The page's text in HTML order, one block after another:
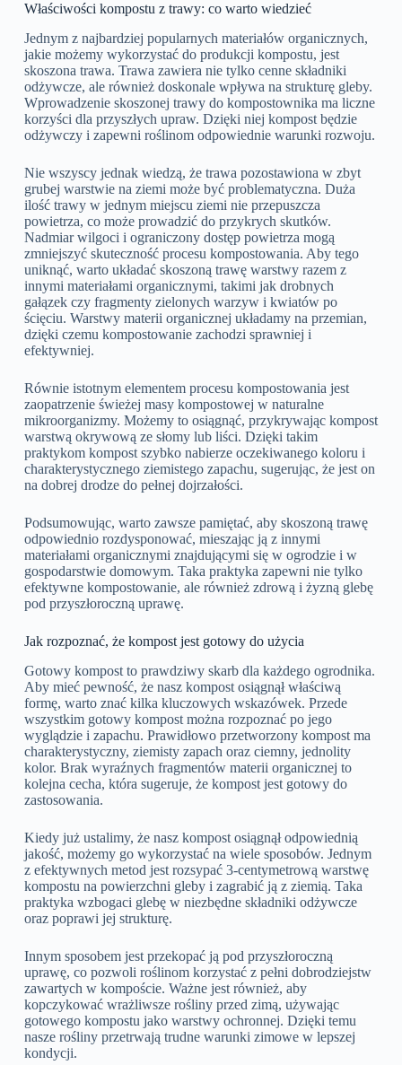
Właściwości kompostu z trawy: co warto wiedzieć
Jednym z najbardziej popularnych materiałów organicznych,
jakie możemy wykorzystać do produkcji kompostu, jest
skoszona trawa. Trawa zawiera nie tylko cenne składniki
odżywcze, ale również doskonale wpływa na strukturę gleby.
Wprowadzenie skoszonej trawy do kompostownika ma liczne
korzyści dla przyszłych upraw. Dzięki niej kompost będzie
odżywczy i zapewni roślinom odpowiednie warunki rozwoju.
Nie wszyscy jednak wiedzą, że trawa pozostawiona w zbyt
grubej warstwie na ziemi może być problematyczna. Duża
ilość trawy w jednym miejscu ziemi nie przepuszcza
powietrza, co może prowadzić do przykrych skutków.
Nadmiar wilgoci i ograniczony dostęp powietrza mogą
zmniejszyć skuteczność procesu kompostowania. Aby tego
uniknąć, warto układać skoszoną trawę warstwy razem z
innymi materiałami organicznymi, takimi jak drobnych
gałązek czy fragmenty zielonych warzyw i kwiatów po
ścięciu. Warstwy materii organicznej układamy na przemian,
dzięki czemu kompostowanie zachodzi sprawniej i
efektywniej.
Równie istotnym elementem procesu kompostowania jest
zaopatrzenie świeżej masy kompostowej w naturalne
mikroorganizmy. Możemy to osiągnąć, przykrywając kompost
warstwą okrywową ze słomy lub liści. Dzięki takim
praktykom kompost szybko nabierze oczekiwanego koloru i
charakterystycznego ziemistego zapachu, sugerując, że jest on
na dobrej drodze do pełnej dojrzałości.
Podsumowując, warto zawsze pamiętać, aby skoszoną trawę
odpowiednio rozdysponować, mieszając ją z innymi
materiałami organicznymi znajdującymi się w ogrodzie i w
gospodarstwie domowym. Taka praktyka zapewni nie tylko
efektywne kompostowanie, ale również zdrową i żyzną glebę
pod przyszłoroczną uprawę.
Jak rozpoznać, że kompost jest gotowy do użycia
Gotowy kompost to prawdziwy skarb dla każdego ogrodnika.
Aby mieć pewność, że nasz kompost osiągnął właściwą
formę, warto znać kilka kluczowych wskazówek. Przede
wszystkim gotowy kompost można rozpoznać po jego
wyglądzie i zapachu. Prawidłowo przetworzony kompost ma
charakterystyczny, ziemisty zapach oraz ciemny, jednolity
kolor. Brak wyraźnych fragmentów materii organicznej to
kolejna cecha, która sugeruje, że kompost jest gotowy do
zastosowania.
Kiedy już ustalimy, że nasz kompost osiągnął odpowiednią
jakość, możemy go wykorzystać na wiele sposobów. Jednym
z efektywnych metod jest rozsypać 3-centymetrową warstwę
kompostu na powierzchni gleby i zagrabić ją z ziemią. Taka
praktyka wzbogaci glebę w niezbędne składniki odżywcze
oraz poprawi jej strukturę.
Innym sposobem jest przekopać ją pod przyszłoroczną
uprawę, co pozwoli roślinom korzystać z pełni dobrodziejstw
zawartych w kompoście. Ważne jest również, aby
kopczykować wrażliwsze rośliny przed zimą, używając
gotowego kompostu jako warstwy ochronnej. Dzięki temu
nasze rośliny przetrwają trudne warunki zimowe w lepszej
kondycji.